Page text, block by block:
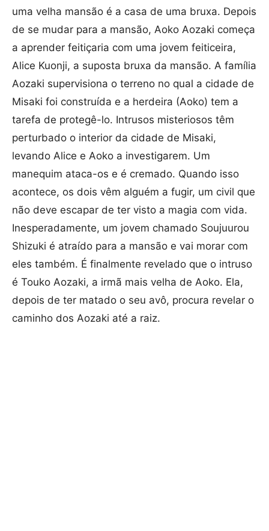
uma velha mansão é a casa de uma bruxa. Depois
de se mudar para a mansão, Aoko Aozaki começa
a aprender feitiçaria com uma jovem feiticeira,
Alice Kuonji, a suposta bruxa da mansão. A família
Aozaki supervisiona o terreno no qual a cidade de
Misaki foi construída e a herdeira (Aoko) tem a
tarefa de protegê-lo. Intrusos misteriosos têm
perturbado o interior da cidade de Misaki,
levando Alice e Aoko a investigarem. Um
manequim ataca-os e é cremado. Quando isso
acontece, os dois vêm alguém a fugir, um civil que
não deve escapar de ter visto a magia com vida.
Inesperadamente, um jovem chamado Soujuurou
Shizuki é atraído para a mansão e vai morar com
eles também. É finalmente revelado que o intruso
é Touko Aozaki, a irmã mais velha de Aoko. Ela,
depois de ter matado o seu avô, procura revelar o
caminho dos Aozaki até a raiz.